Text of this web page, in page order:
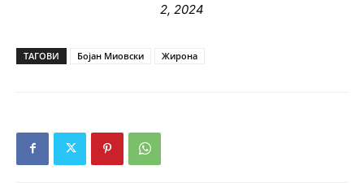
2, 2024
ТАГОВИ Бојан Миовски Жирона